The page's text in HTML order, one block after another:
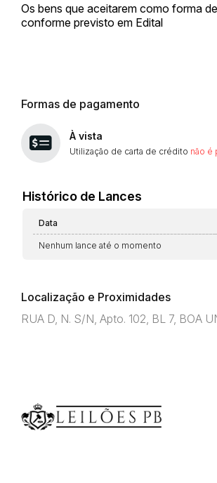
Os bens que aceitarem como forma
conforme previsto em Edital
Formas de pagamento
À vista
Utilização de carta de crédito não é
Histórico de Lances
Data
Nenhum lance até o momento
Localização e Proximidades
RUA D, N. S/N, Apto. 102, BL 7, BOA